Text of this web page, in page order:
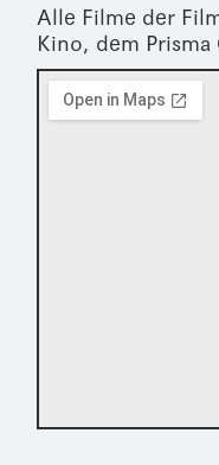
Alle Filme der
Kino, dem Prisma